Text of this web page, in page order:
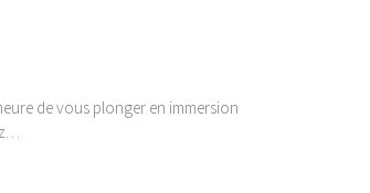
de vous plonger en immersion